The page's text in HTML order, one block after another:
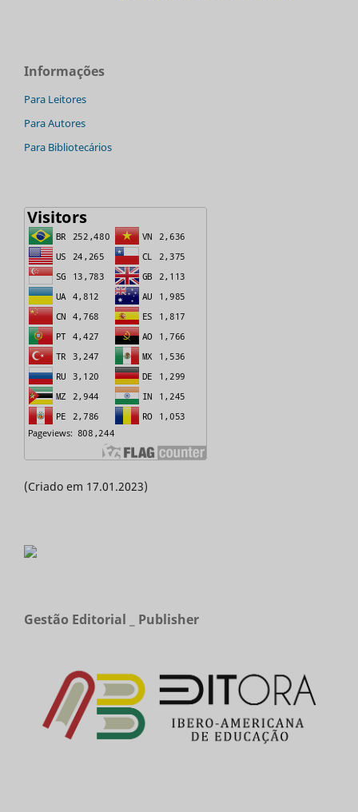
Informações
Para Leitores
Para Autores
Para Bibliotecários
(Criado em 17.01.2023)
Gestão Editorial _ Publisher